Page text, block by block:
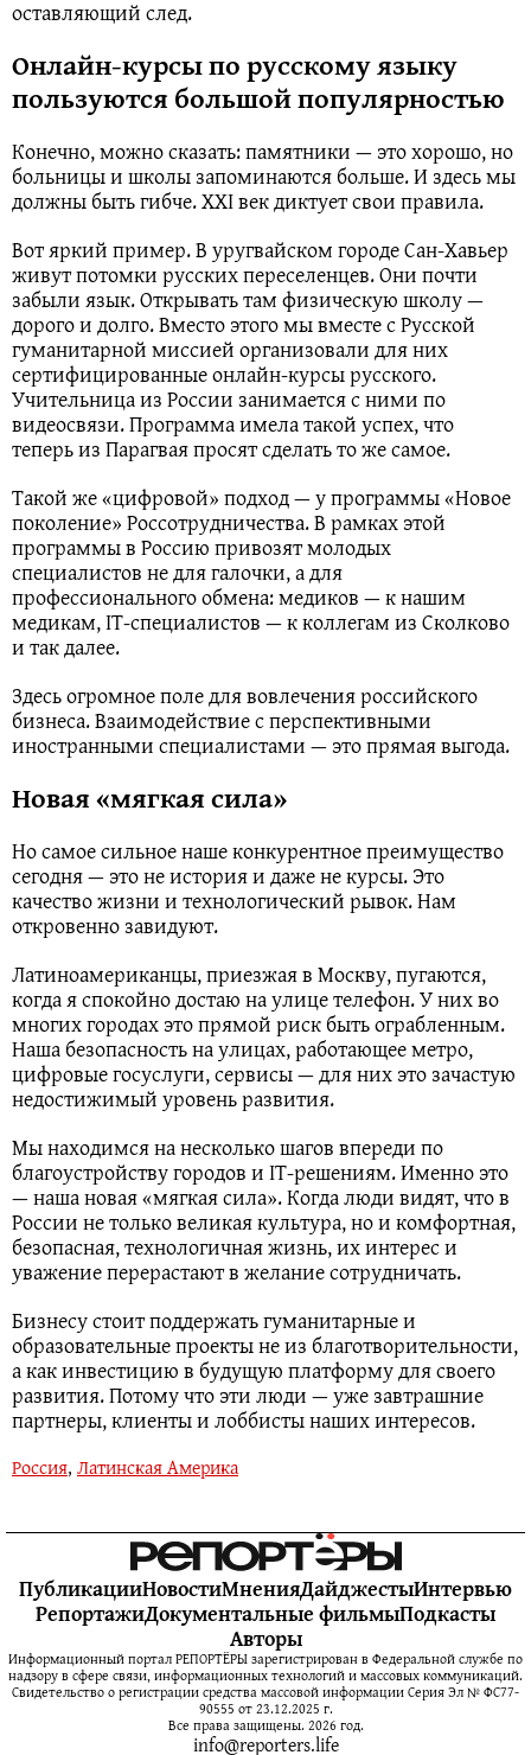
оставляющий след.
Онлайн-курсы по русскому языку
пользуются большой популярностью
Конечно, можно сказать: памятники — это хорошо, но
больницы и школы запоминаются больше. И здесь мы
должны быть гибче. XXI век диктует свои правила.
Вот яркий пример. В уругвайском городе Сан-Хавьер
живут потомки русских переселенцев. Они почти
забыли язык. Открывать там физическую школу —
дорого и долго. Вместо этого мы вместе с Русской
гуманитарной миссией организовали для них
сертифицированные онлайн-курсы русского.
Учительница из России занимается с ними по
видеосвязи. Программа имела такой успех, что
теперь из Парагвая просят сделать то же самое.
Такой же «цифровой» подход — у программы «Новое
поколение» Россотрудничества. В рамках этой
программы в Россию привозят молодых
специалистов не для галочки, а для
профессионального обмена: медиков — к нашим
медикам, IT-специалистов — к коллегам из Сколково
и так далее.
Здесь огромное поле для вовлечения российского
бизнеса. Взаимодействие с перспективными
иностранными специалистами — это прямая выгода.
Новая «мягкая сила»
Но самое сильное наше конкурентное преимущество
сегодня — это не история и даже не курсы. Это
качество жизни и технологический рывок. Нам
откровенно завидуют.
Латиноамериканцы, приезжая в Москву, пугаются,
когда я спокойно достаю на улице телефон. У них во
многих городах это прямой риск быть ограбленным.
Наша безопасность на улицах, работающее метро,
цифровые госуслуги, сервисы — для них это зачастую
недостижимый уровень развития.
Мы находимся на несколько шагов впереди по
благоустройству городов и IT-решениям. Именно это
— наша новая «мягкая сила». Когда люди видят, что в
России не только великая культура, но и комфортная,
безопасная, технологичная жизнь, их интерес и
уважение перерастают в желание сотрудничать.
Бизнесу стоит поддержать гуманитарные и
образовательные проекты не из благотворительности,
а как инвестицию в будущую платформу для своего
развития. Потому что эти люди — уже завтрашние
партнеры, клиенты и лоббисты наших интересов.
Россия, Латинская Америка
ПубликацииНовостиМненияДайджестыИнтервью
РепортажиДокументальные фильмыПодкасты
Авторы
Информационный портал РЕПОРТЁРЫ зарегистрирован в Федеральной службе по
надзору в сфере связи, информационных технологий и массовых коммуникаций.
Свидетельство о регистрации средства массовой информации Серия Эл № ФС77-
90555 от 23.12.2025 г.
Все права защищены. 2026 год.
info@reporters.life